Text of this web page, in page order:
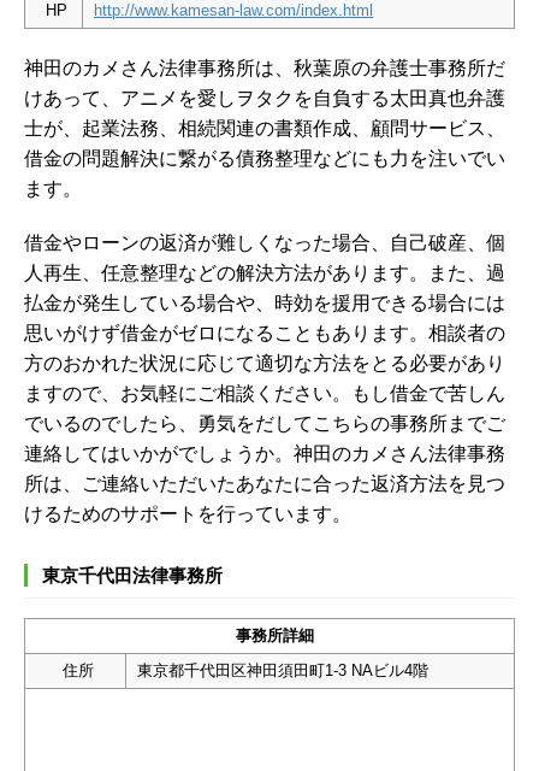
HP http://www.kamesan-law.com/index.html
神田のカメさん法律事務所は、秋葉原の弁護士事務所だ
けあって、アニメを愛しヲタクを自負する太田真也弁護
士が、起業法務、相続関連の書類作成、顧問サービス、
借金の問題解決に繋がる債務整理などにも力を注いでい
ます。
借金やローンの返済が難しくなった場合、自己破産、個
人再生、任意整理などの解決方法があります。また、過
払金が発生している場合や、時効を援用できる場合には
思いがけず借金がゼロになることもあります。相談者の
方のおかれた状況に応じて適切な方法をとる必要があり
ますので、お気軽にご相談ください。
もし借金で苦しん
でいるのでしたら、勇気をだしてこちらの事務所までご
連絡してはいかがでしょうか。神田のカメさん法律事務
所は、ご連絡いただいたあなたに合った返済方法を見つ
けるためのサポートを行っています。
東京千代田法律事務所
事務所詳細
住所
東京都千代田区神田須田町1-3 NAビル4階